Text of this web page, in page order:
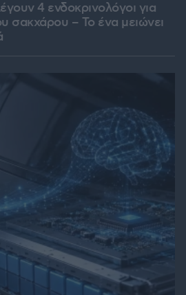
4 ενδοκρινολόγοι για
σακχάρου – Το ένα μειώνει